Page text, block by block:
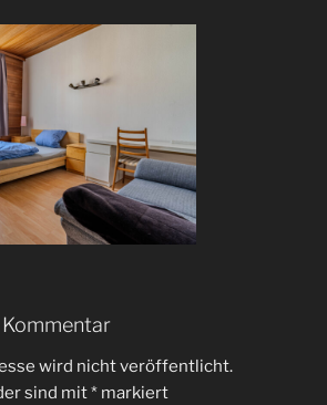
wird nicht veröffentlicht.
sind mit* markiert